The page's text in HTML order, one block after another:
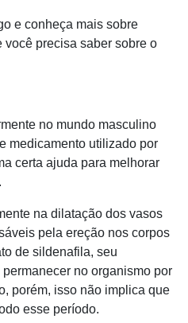
e conheça mais sobre
você precisa saber sobre o
no mundo masculino
medicamento utilizado por
certa ajuda para melhorar
na dilatação dos vasos
pela ereção nos corpos
de sildenafila, seu
no organismo por
porém, isso não implica que
esse período.